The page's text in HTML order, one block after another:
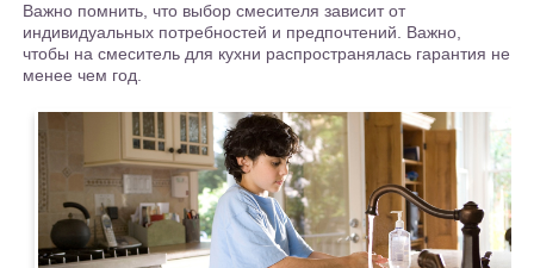
Важно помнить, что выбор смесителя зависит от
индивидуальных потребностей и предпочтений. Важно,
чтобы на смеситель для кухни распространялась гарантия не
менее чем год.